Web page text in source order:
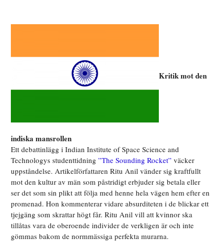
Kritik mot den
indiska mansrollen
Ett debattinlägg i Indian Institute of Space Science and
Technologys studenttidning”The Sounding Rocket”väcker
uppståndelse. Artikelförfattaren Ritu Anil vänder sig kraftfullt
mot den kultur av män som påstridigt erbjuder sig betala eller
ser det som sin plikt att följa med henne hela vägen hem efter en
promenad. Hon kommenterar vidare absurditeten i de blickar ett
tjejgäng som skrattar högt får. Ritu Anil vill att kvinnor ska
tillåtas vara de oberoende individer de verkligen är och inte
gömmas bakom de normmässiga perfekta murarna.